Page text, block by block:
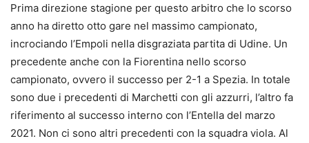
Prima direzione stagione per questo arbitro che lo scorso
anno ha diretto otto gare nel massimo campionato,
incrociando l’Empoli nella disgraziata partita di Udine. Un
precedente anche con la Fiorentina nello scorso
campionato, ovvero il successo per 2-1 a Spezia. In totale
sono due i precedenti di Marchetti con gli azzurri, l’altro fa
riferimento al successo interno con l’Entella del marzo
2021. Non ci sono altri precedenti con la squadra viola. Al